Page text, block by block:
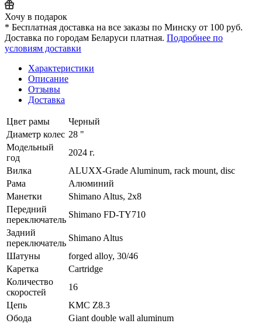
Хочу в подарок
* Бесплатная доставка на все заказы по Минску от 100 руб.
Доставка по городам Беларуси платная. Подробнее по
условиям доставки
Характеристики
Описание
Отзывы
Доставка
Цвет рамы
Черный
Диаметр колес 28 "
Модельный
год
2024 г.
Вилка
ALUXX-Grade Aluminum, rack mount, disc
Рама
Алюминий
Манетки
Shimano Altus, 2x8
Передний
переключатель
Shimano FD-TY710
Задний
переключатель
Shimano Altus
Шатуны
forged alloy, 30/46
Каретка
Cartridge
Количество
скоростей
16
Цепь
KMC Z8.3
Обода
Giant double wall aluminum